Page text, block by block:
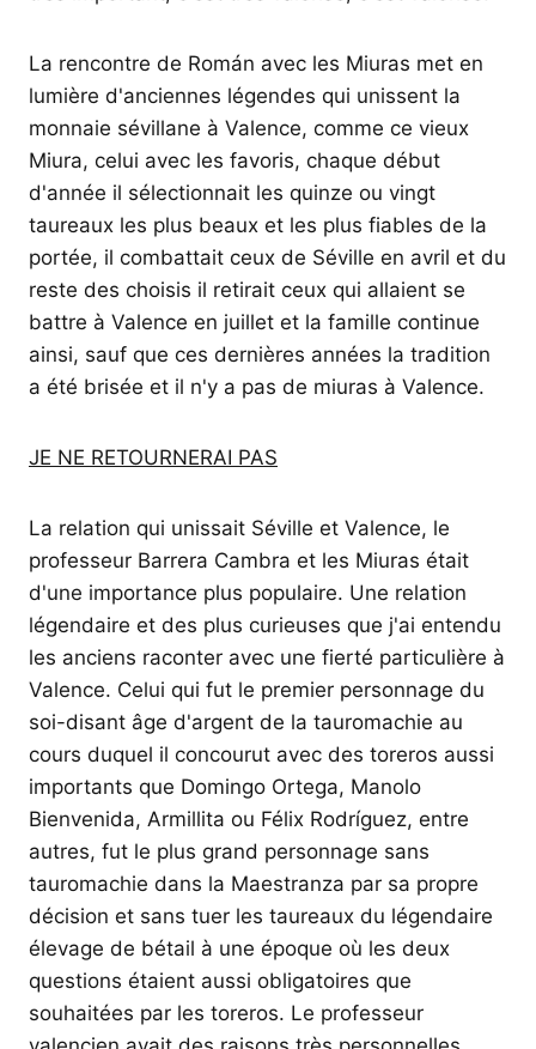
La rencontre de Román avec les Miuras met en
lumière d'anciennes légendes qui unissent la
monnaie sévillane à Valence, comme ce vieux
Miura, celui avec les favoris, chaque début
d'année il sélectionnait les quinze ou vingt
taureaux les plus beaux et les plus fiables de la
portée, il combattait ceux de Séville en avril et du
reste des choisis il retirait ceux qui allaient se
battre à Valence en juillet et la famille continue
ainsi, sauf que ces dernières années la tradition
a été brisée et il n'y a pas de miuras à Valence.
JE NE RETOURNERAI PAS
La relation qui unissait Séville et Valence, le
professeur Barrera Cambra et les Miuras était
d'une importance plus populaire. Une relation
légendaire et des plus curieuses que j'ai entendu
les anciens raconter avec une fierté particulière à
Valence. Celui qui fut le premier personnage du
soi-disant âge d'argent de la tauromachie au
cours duquel il concourut avec des toreros aussi
importants que Domingo Ortega, Manolo
Bienvenida, Armillita ou Félix Rodríguez, entre
autres, fut le plus grand personnage sans
tauromachie dans la Maestranza par sa propre
décision et sans tuer les taureaux du légendaire
élevage de bétail à une époque où les deux
questions étaient aussi obligatoires que
souhaitées par les toreros. Le professeur